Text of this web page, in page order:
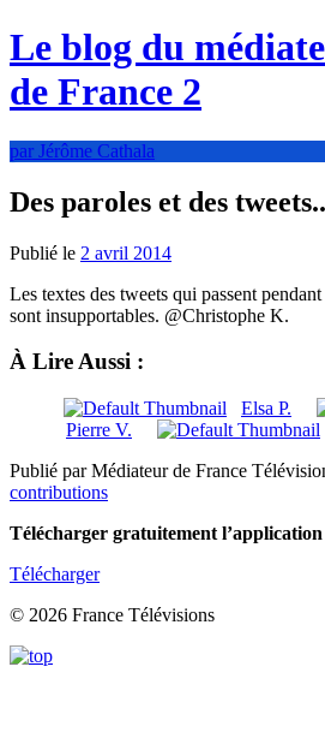
Le blog du
de France 2
par Jérôme Cathala
Des paroles et des
Publié le 2 avril 2014
Les textes des tweets qui passent
sont insupportables. @Christophe K.
À Lire Aussi :
Elsa P.
Pierre V.
Publié par Médiateur de France
contributions
Télécharger gratuitement
Télécharger
© 2026 France Télévisions